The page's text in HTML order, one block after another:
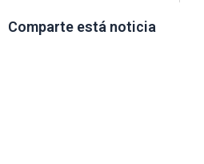
Comparte está noticia